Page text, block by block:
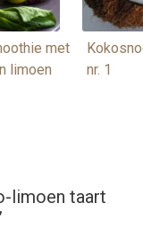
met
limoen
nr. 1
limoen taart